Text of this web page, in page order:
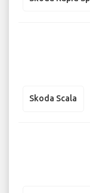
Skoda Scala